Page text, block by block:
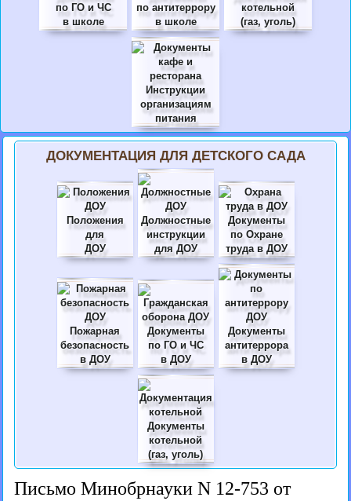
по ГО и ЧС
в школе
по антитеррору
в школе
котельной
(газ, уголь)
Инструкции
организациям
питания
ДОКУМЕНТАЦИЯ ДЛЯ ДЕТСКОГО САДА
Положения
для
ДОУ
Должностные
инструкции
для ДОУ
Документы
по Охране
труда в ДОУ
Пожарная
безопасность
в ДОУ
Документы
по ГО и ЧС
в ДОУ
Документы
антитеррора
в ДОУ
Документы
котельной
(газ, уголь)
Письмо Минобрнауки N 12-753 от